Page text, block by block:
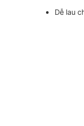
Dễ lau